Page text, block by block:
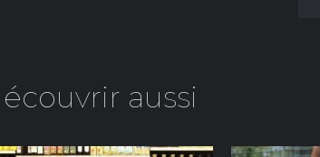
aussi